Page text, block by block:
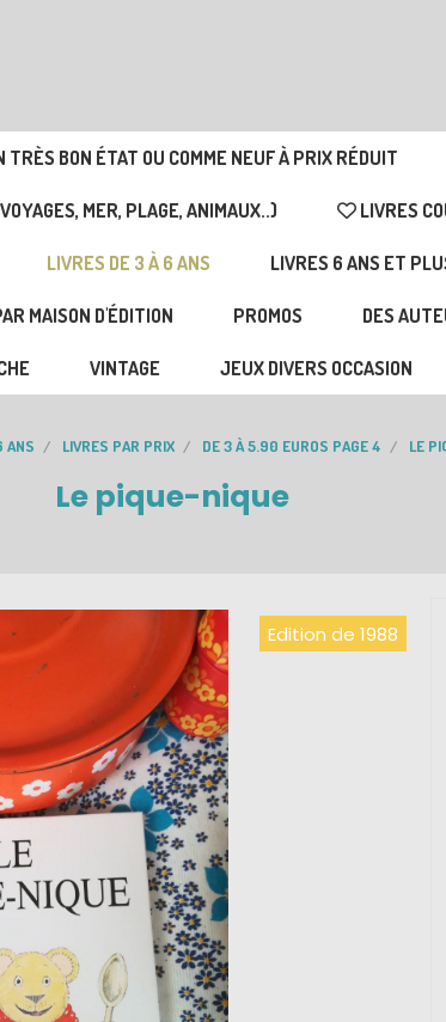
TRÈS BON ÉTAT OU COMME NEUF À PRIX RÉDUIT
MER, PLAGE, ANIMAUX..) LIVRES
LIVRES DE 3 À 6 ANS LIVRES 6 ANS ET
MAISON D'ÉDITION PROMOS DES
VINTAGE JEUX DIVERS OCCASION
ANS LIVRES PAR PRIX DE 3 À 5.90 EUROS PAGE 4 LE
Le pique-nique
Edition de 1988